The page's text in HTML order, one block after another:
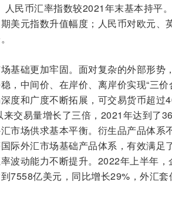
民币汇率指数较2021年末基本持平
美元指数升值幅度；人民币对欧元、
基础更加牢固。面对复杂的外部形势
，中间价、在岸价、离岸价实现“三价
度和广度不断拓展，可交易货币超过
交易量增长了三倍，2021年达到了
市场供求基本平衡。衍生品产品体系
际外汇市场基础产品体系，有效满足
波动能力不断提升。2022年上半年
7558亿美元，同比增长29%，外汇